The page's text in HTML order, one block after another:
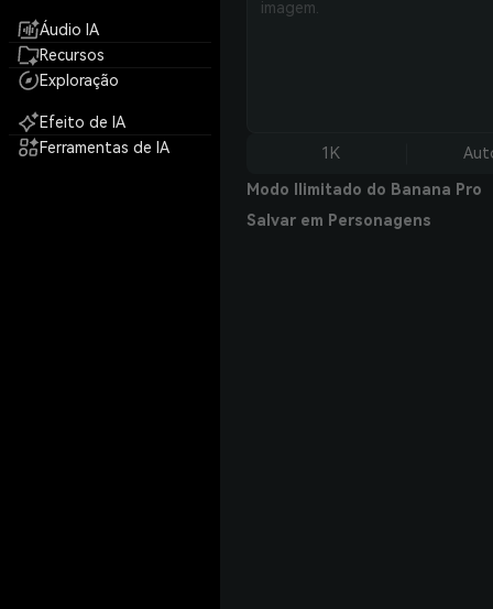
Áudio IA
Recursos
Exploração
Efeito de IA
Ferramentas de IA
1K
Modo Ilimitado do Banana Pro
Salvar em Personagens